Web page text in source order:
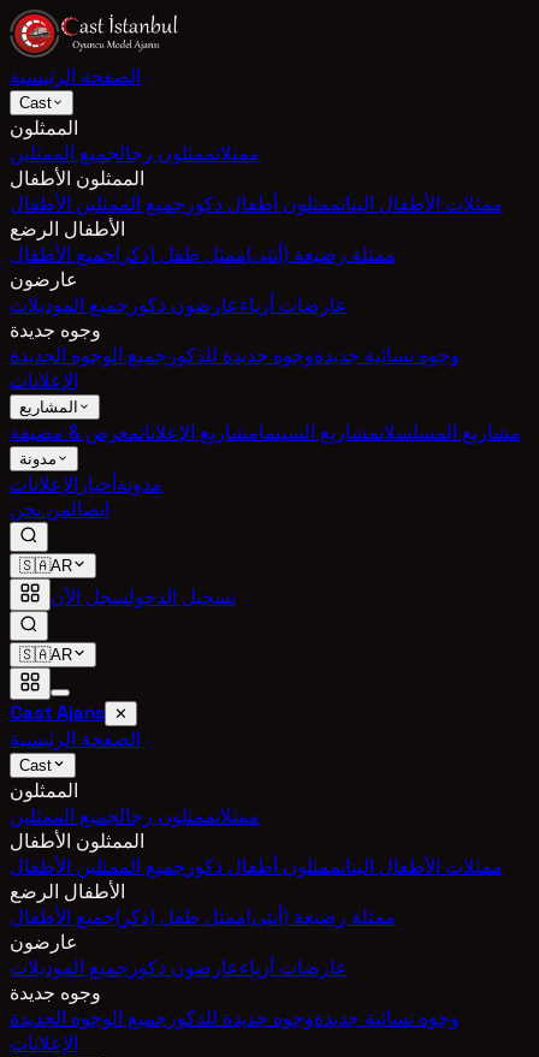
الصفحة الرئيسية
Cast
الممثلون
ممثلاتممثلون رجالجميع الممثلين
الممثلون الأطفال
ممثلات الأطفال البناتممثلون أطفال ذكور جميع الممثلين الأطفال
الأطفال الرضع
ممثلة رضيعة (أنثى)ممثل طفل (ذكر)جميع الأطفال
عارضون
عارضات أزياءعارضون ذكور جميع الموديلات
وجوه جديدة
وجوه نسائية جديدةوجوه جديدة للذكور جميع الوجوه الجديدة
الإعلانات
المشاريع
مشاريع المسلسلاتمشاريع السينمامشاريع الإعلاناتمعرض & مضيفة
مدونة
مدونةأخبار الإعلانات
اتصالمن نحن
🇸🇦AR
تسجيل الدخولسجل الآن
🇸🇦AR
Cast Ajans ✕
الصفحة الرئيسية
Cast
الممثلون
ممثلاتممثلون رجالجميع الممثلين
الممثلون الأطفال
ممثلات الأطفال البناتممثلون أطفال ذكور جميع الممثلين الأطفال
الأطفال الرضع
ممثلة رضيعة (أنثى)ممثل طفل (ذكر)جميع الأطفال
عارضون
عارضات أزياءعارضون ذكور جميع الموديلات
وجوه جديدة
وجوه نسائية جديدةوجوه جديدة للذكور جميع الوجوه الجديدة
الإعلانات